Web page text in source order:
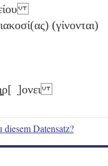
(γίνονται)
η̣ρ[ ̣]ονει
Datensatz?